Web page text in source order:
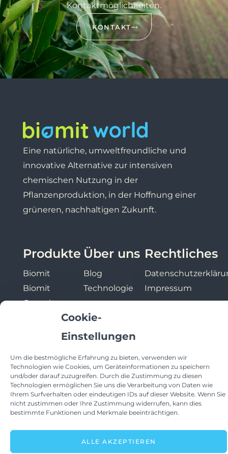
Cookie-
Einstellungen
Um die bestmögliche Erfahrung zu bieten, verwenden wir
Technologien wie Cookies, um Geräteinformationen zu speichern
und/oder darauf zuzugreifen. Durch die Zustimmung zu diesen
Technologien ermöglichen Sie uns die Verarbeitung von Daten wie
Ihrem Surfverhalten oder eindeutigen IDs auf dieser Website. Wenn Sie
nicht zustimmen oder Ihre Zustimmung widerrufen, kann dies
bestimmte Funktionen und Merkmale beeinträchtigen.
ALLE AKZEPTIEREN
Kontaktmöglichkeiten.
KONTAKT
Eine natürliche, umweltfreundliche und
innovative Alternative zur intensiven
chemischen Nutzung in der
Pflanzenproduktion, in der Hoffnung einer
grüneren, nachhaltigen Zukunft.
Produkte
Biomit
Biomit
Genesis
Biomit Terra
Über uns
Blog
Technologie
Rechtliches
Impressum
ESPAÑOL
MAGYAR
F
a
c
e
b
o
o
k
-
L
i
n
k
e
d
i
n
-
I
n
s
t
a
g
r
a
m
© 2026 Biomit World. All Rights Reserved.
Designed by Amidit.